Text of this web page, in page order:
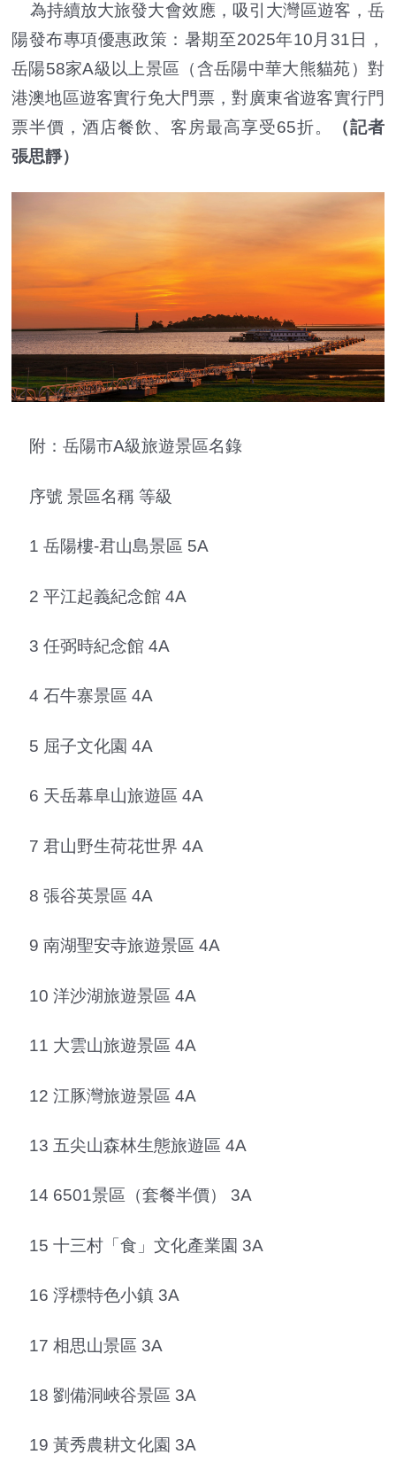
為持續放大旅發大會效應，吸引大灣區遊客，岳
陽發布專項優惠政策：暑期至2025年10月31日，
岳陽58家A級以上景區（含岳陽中華大熊貓苑）對
港澳地區遊客實行免大門票，對廣東省遊客實行門
票半價，酒店餐飲、客房最高享受65折。
（記者
張思靜）
附：岳陽市A級旅遊景區名錄
序號 景區名稱 等級
1 岳陽樓-君山島景區 5A
2 平江起義紀念館 4A
3 任弼時紀念館 4A
4 石牛寨景區 4A
5 屈子文化園 4A
6 天岳幕阜山旅遊區 4A
7 君山野生荷花世界 4A
8 張谷英景區 4A
9 南湖聖安寺旅遊景區 4A
10 洋沙湖旅遊景區 4A
11 大雲山旅遊景區 4A
12 江豚灣旅遊景區 4A
13 五尖山森林生態旅遊區 4A
14 6501景區（套餐半價） 3A
15 十三村「食」文化產業園 3A
16 浮標特色小鎮 3A
17 相思山景區 3A
18 劉備洞峽谷景區 3A
19 黃秀農耕文化園 3A